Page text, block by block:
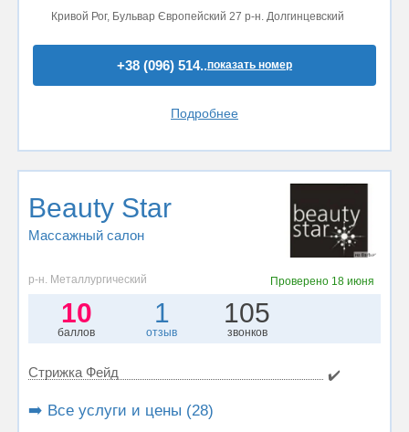
Кривой Рог, Бульвар Європейский 27 р-н. Долгинцевский
+38 (096) 514..показать номер
Подробнее
Beauty Star
Массажный салон
р-н. Металлургический Проверено 18 июня
10
баллов
1
отзыв
105
звонков
Стрижка Фейд ✔️
➡️ Все услуги и цены (28)